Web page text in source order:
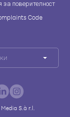
поверителност
Code
S.à r.l.